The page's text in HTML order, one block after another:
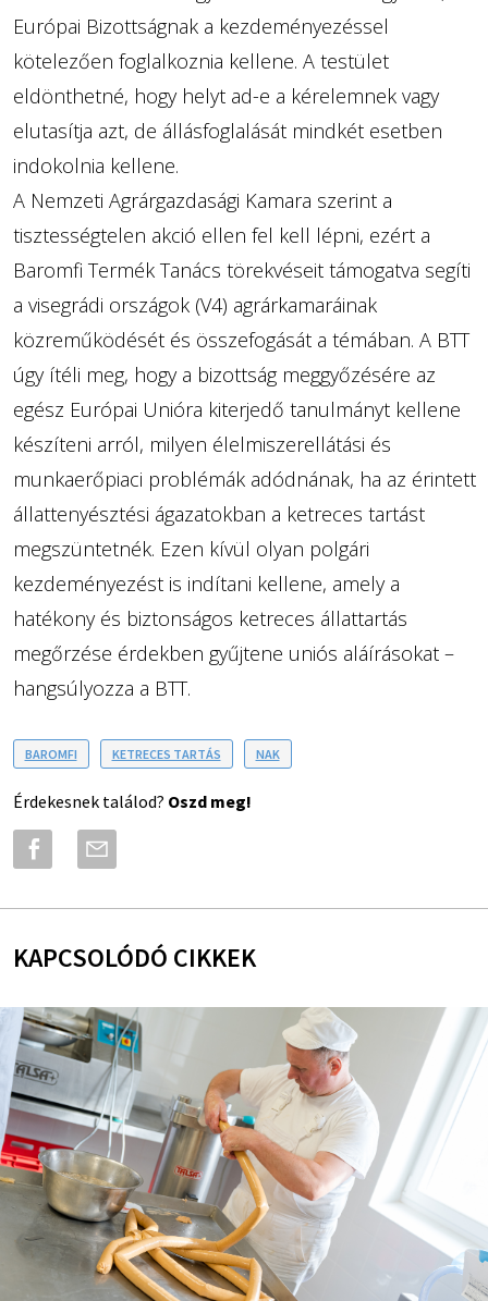
Európai Bizottságnak a kezdeményezéssel
kötelezően foglalkoznia kellene. A testület
eldönthetné, hogy helyt ad-e a kérelemnek vagy
elutasítja azt, de állásfoglalását mindkét esetben
indokolnia kellene.
A Nemzeti Agrárgazdasági Kamara szerint a
tisztességtelen akció ellen fel kell lépni, ezért a
Baromfi Termék Tanács törekvéseit támogatva segíti
a visegrádi országok (V4) agrárkamaráinak
közreműködését és összefogását a témában. A BTT
úgy ítéli meg, hogy a bizottság meggyőzésére az
egész Európai Unióra kiterjedő tanulmányt kellene
készíteni arról, milyen élelmiszerellátási és
munkaerőpiaci problémák adódnának, ha az érintett
állattenyésztési ágazatokban a ketreces tartást
megszüntetnék. Ezen kívül olyan polgári
kezdeményezést is indítani kellene, amely a
hatékony és biztonságos ketreces állattartás
megőrzése érdekben gyűjtene uniós aláírásokat –
hangsúlyozza a BTT.
BAROMFI KETRECES TARTÁS NAK
Érdekesnek találod? Oszd meg!
KAPCSOLÓDÓ CIKKEK